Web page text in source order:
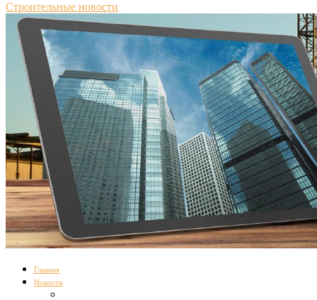
Строительные новости
Главная
Новости